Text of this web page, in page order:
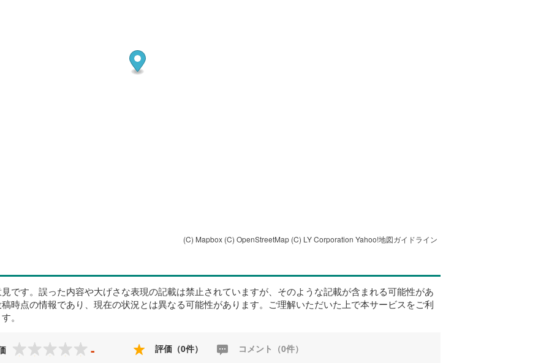
(C) Mapbox (C) OpenStreetMap (C) LY Corporation Yahoo!地図ガイドライン
です。誤った内容や大げさな表現の記載は禁止されていますが、そのような記載が含まれる可能性があ
時点の情報であり、現在の状況とは異なる可能性があります。ご理解いただいた上で本サービスをご利
。
- 評価（0件） コメント（0件）